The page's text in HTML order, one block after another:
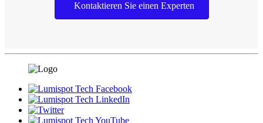
Kontaktieren Sie einen Experten